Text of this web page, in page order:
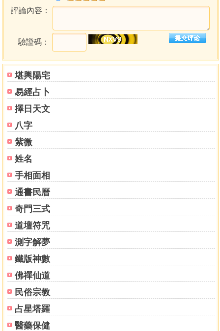
堪輿陽宅
易經占卜
擇日天文
八字
紫微
姓名
手相面相
通書民曆
奇門三式
道壇符咒
測字解夢
鐵版神數
佛禪仙道
民俗宗教
占星塔羅
醫藥保健
評論內容：
驗證碼：